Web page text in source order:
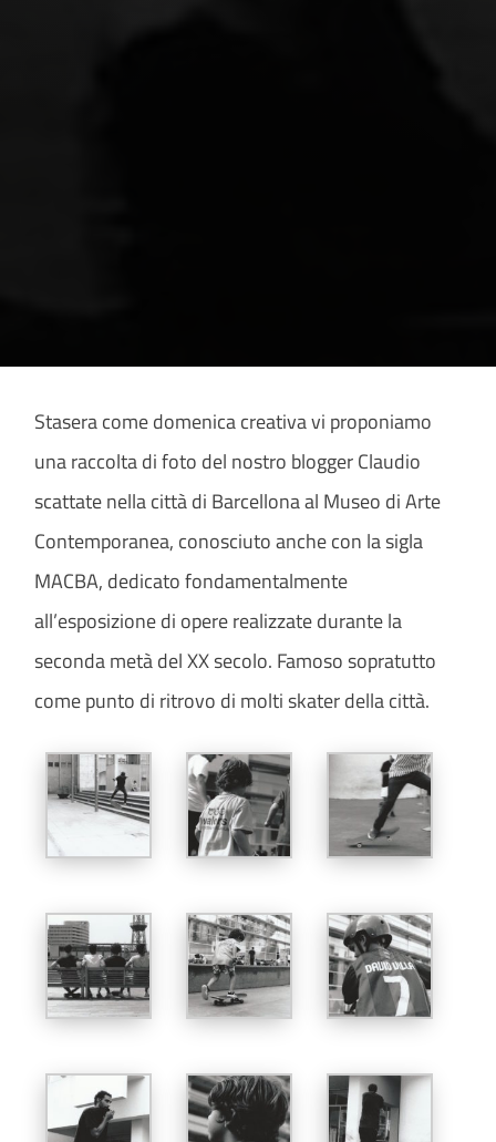
Stasera come domenica creativa vi proponiamo
una raccolta di foto del nostro blogger Claudio
scattate nella città di Barcellona al Museo di Arte
Contemporanea, conosciuto anche con la sigla
MACBA, dedicato fondamentalmente
all’esposizione di opere realizzate durante la
seconda metà del XX secolo. Famoso sopratutto
come punto di ritrovo di molti skater della città.